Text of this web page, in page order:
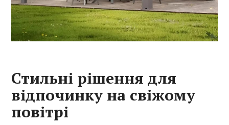
Стильні рішення для
відпочинку на свіжому
повітрі